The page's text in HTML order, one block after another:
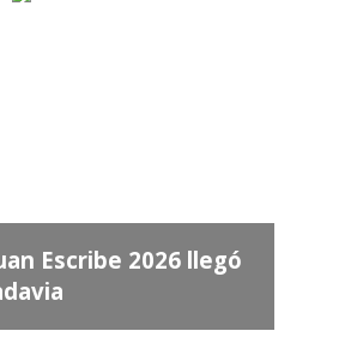
Escribe 2026 llegó